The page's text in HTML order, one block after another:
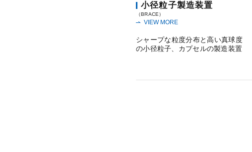
小径粒子製造装置
（BRACE）
VIEW MORE
シャープな粒度分布と高い真球度
の小径粒子、カプセルの製造装置